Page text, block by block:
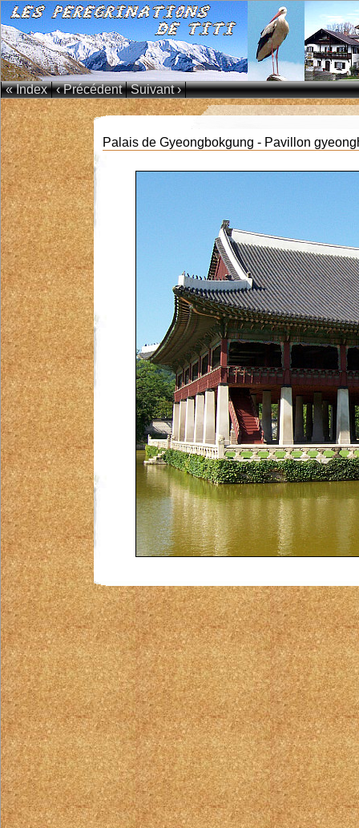
« Index ‹ Précédent Suivant ›
Palais de Gyeongbokgung - Pavillon